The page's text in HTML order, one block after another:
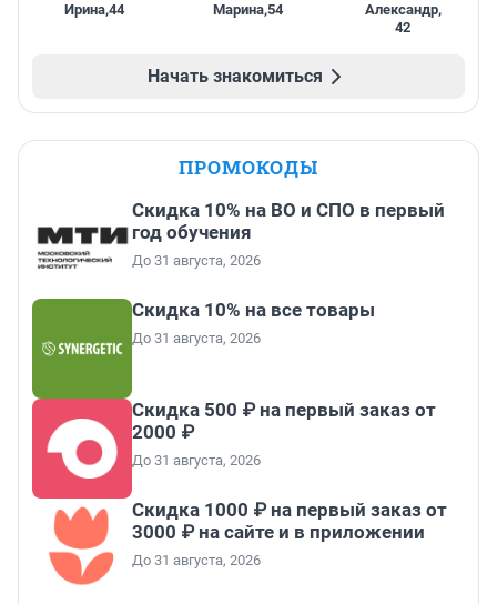
Ирина,44 Марина,54 Александр,
42
Начать знакомиться
ПРОМОКОДЫ
Скидка 10% на ВО и СПО в первый
год обучения
До 31 августа, 2026
Скидка 10% на все товары
До 31 августа, 2026
Скидка 500 ₽ на первый заказ от
2000 ₽
До 31 августа, 2026
Скидка 1000 ₽ на первый заказ от
3000 ₽ на сайте и в приложении
До 31 августа, 2026